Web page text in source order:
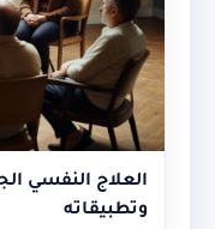
العلاج النفسي
وتطبيقاته